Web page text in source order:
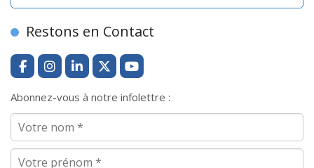
Restons en Contact
Abonnez-vous à notre infolettre :